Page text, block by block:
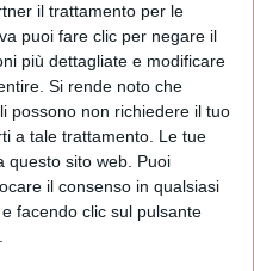
il trattamento per le
puoi fare clic per negare il
più dettagliate e modificare
Si rende noto che
possono non richiedere il tuo
a tale trattamento. Le tue
questo sito web. Puoi
il consenso in qualsiasi
facendo clic sul pulsante